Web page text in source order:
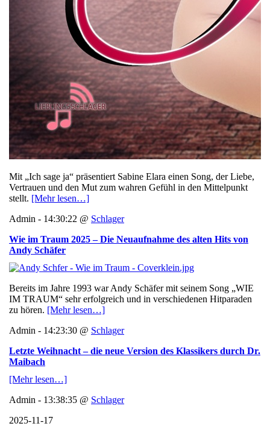
Mit „Ich sage ja“ präsentiert Sabine Elara einen Song, der Liebe,
Vertrauen und den Mut zum wahren Gefühl in den Mittelpunkt
stellt. [Mehr lesen…]
Admin - 14:30:22 @ Schlager
Wie im Traum 2025 – Die Neuaufnahme des alten Hits von
Andy Schäfer
Bereits im Jahre 1993 war Andy Schäfer mit seinem Song „WIE
IM TRAUM“ sehr erfolgreich und in verschiedenen Hitparaden
zu hören. [Mehr lesen…]
Admin - 14:23:30 @ Schlager
Letzte Weihnacht – die neue Version des Klassikers durch Dr.
Maibach
[Mehr lesen…]
Admin - 13:38:35 @ Schlager
2025-11-17